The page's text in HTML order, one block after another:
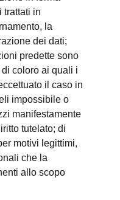
trattati in
la
dei dati;
predette sono
coloro ai quali i
il caso in
impossibile o
manifestamente
tutelato; di
motivi legittimi,
che la
allo scopo